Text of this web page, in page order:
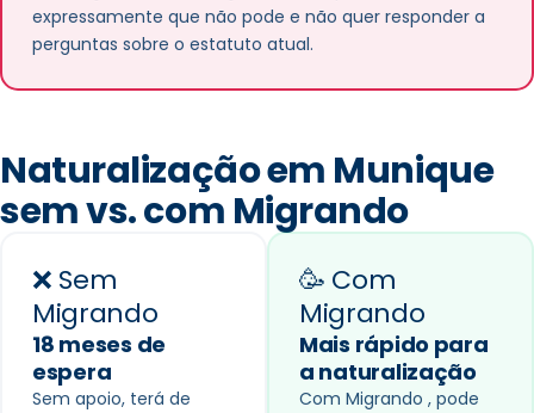
expressamente que não pode e não quer responder a
perguntas sobre o estatuto atual.
Naturalização em Munique
sem vs. com Migrando
❌ Sem
Migrando
18 meses de
espera
Sem apoio, terá de
🥳 Com
Migrando
Mais rápido para
a naturalização
Com Migrando , pode